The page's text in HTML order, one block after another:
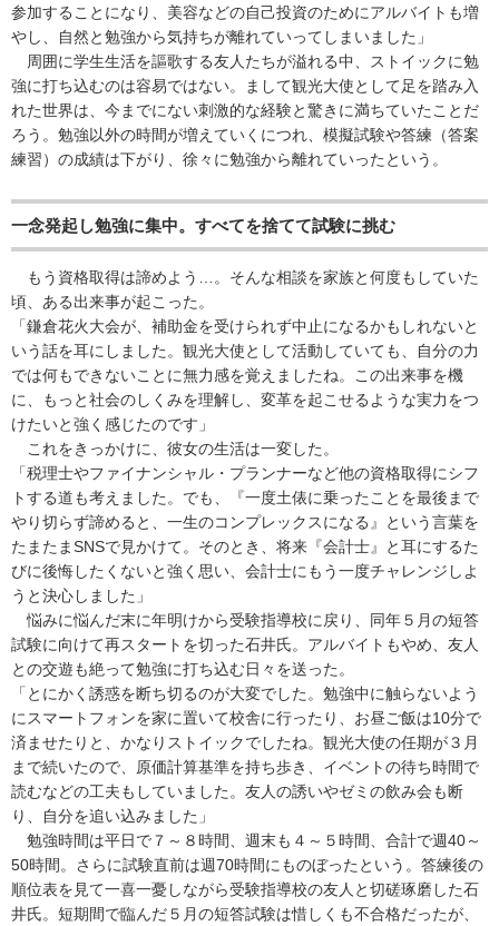
参加することになり、美容などの自己投資のためにアルバイトも増
やし、自然と勉強から気持ちが離れていってしまいました」
周囲に学生生活を謳歌する友人たちが溢れる中、ストイックに勉
強に打ち込むのは容易ではない。まして観光大使として足を踏み入
れた世界は、今までにない刺激的な経験と驚きに満ちていたことだ
ろう。勉強以外の時間が増えていくにつれ、模擬試験や答練（答案
練習）の成績は下がり、徐々に勉強から離れていったという。
一念発起し勉強に集中。すべてを捨てて試験に挑む
もう資格取得は諦めよう…。そんな相談を家族と何度もしていた
頃、ある出来事が起こった。
「鎌倉花火大会が、補助金を受けられず中止になるかもしれないと
いう話を耳にしました。観光大使として活動していても、自分の力
では何もできないことに無力感を覚えましたね。この出来事を機
に、もっと社会のしくみを理解し、変革を起こせるような実力をつ
けたいと強く感じたのです」
これをきっかけに、彼女の生活は一変した。
「税理士やファイナンシャル・プランナーなど他の資格取得にシフ
トする道も考えました。でも、『一度土俵に乗ったことを最後まで
やり切らず諦めると、一生のコンプレックスになる』という言葉を
たまたまSNSで見かけて。そのとき、将来『会計士』と耳にするた
びに後悔したくないと強く思い、会計士にもう一度チャレンジしよ
うと決心しました」
悩みに悩んだ末に年明けから受験指導校に戻り、同年５月の短答
試験に向けて再スタートを切った石井氏。アルバイトもやめ、友人
との交遊も絶って勉強に打ち込む日々を送った。
「とにかく誘惑を断ち切るのが大変でした。勉強中に触らないよう
にスマートフォンを家に置いて校舎に行ったり、お昼ご飯は10分で
済ませたりと、かなりストイックでしたね。観光大使の任期が３月
まで続いたので、原価計算基準を持ち歩き、イベントの待ち時間で
読むなどの工夫もしていました。友人の誘いやゼミの飲み会も断
り、自分を追い込みました」
勉強時間は平日で７～８時間、週末も４～５時間、合計で週40～
50時間。さらに試験直前は週70時間にものぼったという。答練後の
順位表を見て一喜一憂しながら受験指導校の友人と切磋琢磨した石
井氏。短期間で臨んだ５月の短答試験は惜しくも不合格だったが、